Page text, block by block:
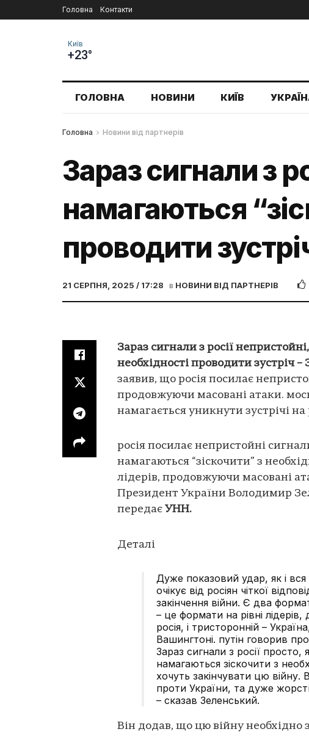
Головна Контакти
Київ
+23°
ГОЛОВНА НОВИНИ КИЇВ
Головна Новини від партнерів
Зараз сигнали з
намагаються
проводити
21 СЕРПНЯ, 2025 / 17:28 в НОВИНИ ВІД ПАРТНЕРІВ
Зараз сигнали з росії
необхідності проводити зустріч
заявив, що росія посилає
продовжуючи масовані атаки.
намагається уникнути зустрічі на
росія посилає непристойні
намагаються “зіскочити” з
лідерів, продовжуючи масовані
Президент України Володимир
передає УНН.
Деталі
Дуже показовий удар, як і
очікує від росіян чіткої
закінчення війни. Є два
– це формати на рівні
росія, і тристоронній –
Вашингтоні. путін говорив
Зараз сигнали з росії
намагаються зіскочити з
хочуть закінчувати цю
проти України, та дуже
– сказав Зеленський.
Він додав, що цю війну